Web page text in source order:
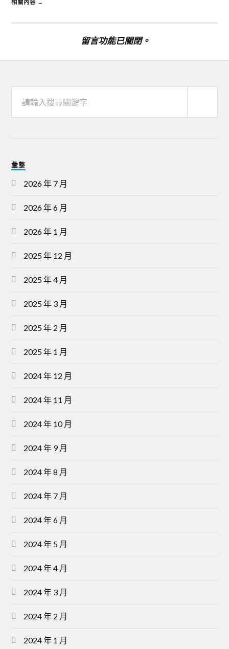
相關內容 →
留言功能已關閉。
彙整
2026 年 7 月
2026 年 6 月
2026 年 1 月
2025 年 12 月
2025 年 4 月
2025 年 3 月
2025 年 2 月
2025 年 1 月
2024 年 12 月
2024 年 11 月
2024 年 10 月
2024 年 9 月
2024 年 8 月
2024 年 7 月
2024 年 6 月
2024 年 5 月
2024 年 4 月
2024 年 3 月
2024 年 2 月
2024 年 1 月